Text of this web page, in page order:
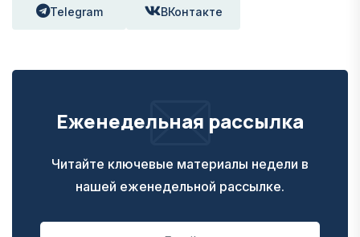
Telegram ВКонтакте
Еженедельная рассылка
Читайте ключевые материалы недели в
нашей еженедельной рассылке.